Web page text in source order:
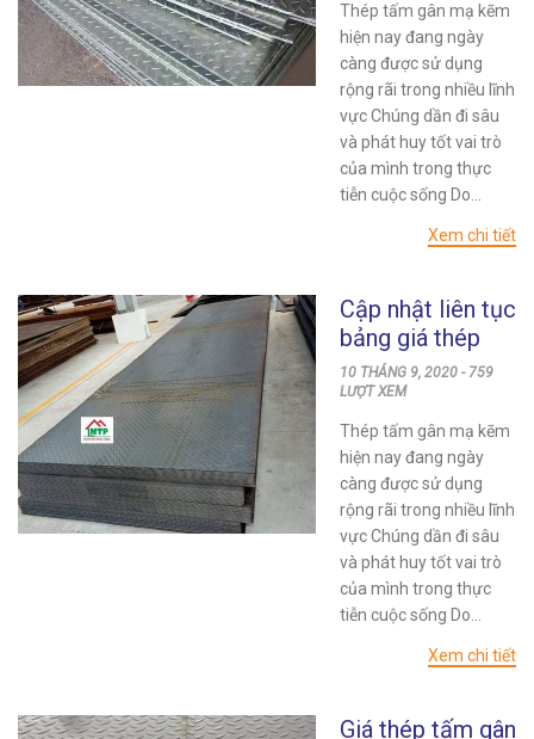
Thép tấm gân mạ kẽm
hiện nay đang ngày
càng được sử dụng
rộng rãi trong nhiều lĩnh
vực Chúng dần đi sâu
và phát huy tốt vai trò
của mình trong thực
tiễn cuộc sống Do...
Xem chi tiết
Cập nhật liên tục
bảng giá thép
tấm gân mạ kẽm
tại quận 12
10 THÁNG 9, 2020 - 759
LƯỢT XEM
Thép tấm gân mạ kẽm
hiện nay đang ngày
càng được sử dụng
rộng rãi trong nhiều lĩnh
vực Chúng dần đi sâu
và phát huy tốt vai trò
của mình trong thực
tiễn cuộc sống Do...
Xem chi tiết
Giá thép tấm gân